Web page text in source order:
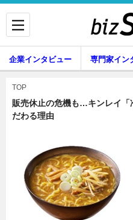
企業インタビュー
副業
企業インタビュー 専門家イン
暮らし
TOP
販売休止の危機も…キンレイ「
だわる理由